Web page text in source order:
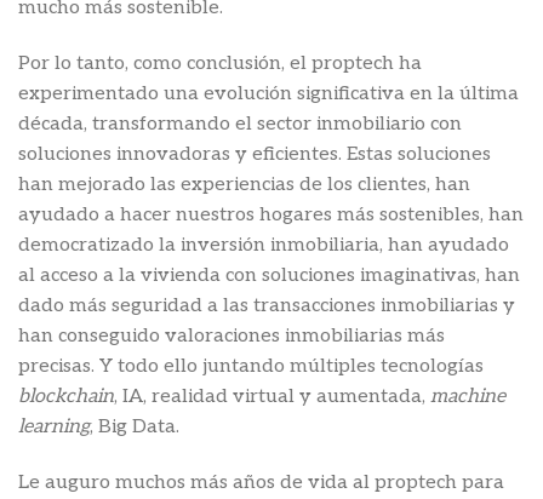
mucho más sostenible.
Por lo tanto, como conclusión, el proptech ha
experimentado una evolución significativa en la última
década, transformando el sector inmobiliario con
soluciones innovadoras y eficientes. Estas soluciones
han mejorado las experiencias de los clientes, han
ayudado a hacer nuestros hogares más sostenibles, han
democratizado la inversión inmobiliaria, han ayudado
al acceso a la vivienda con soluciones imaginativas, han
dado más seguridad a las transacciones inmobiliarias y
han conseguido valoraciones inmobiliarias más
precisas. Y todo ello juntando múltiples tecnologías
blockchain, IA, realidad virtual y aumentada, machine
learning, Big Data.
Le auguro muchos más años de vida al proptech para